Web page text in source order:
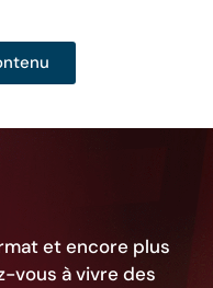
et encore plus
vous à vivre des